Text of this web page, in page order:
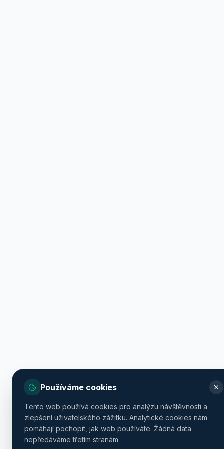
Používáme cookies
Tento web používá cookies pro analýzu návštěvnosti a
zlepšení uživatelského zážitku. Analytické cookies nám
pomáhají pochopit, jak web používáte. Žádná data
nepředáváme třetím stranám.